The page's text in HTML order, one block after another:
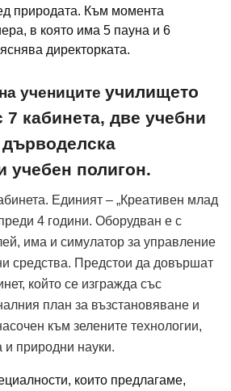
природата. Към момента
в която има 5 пауна и 6
директорката.
учениците училището
7 кабинета, две учебни
учебен полигон.
Единият – „Креативен млад
4 години. Оборудван е с
има и симулатор за управление
средства. Предстои да довършат
който се изгражда със
план за възстановяване и
към зелените технологии,
и природни науки.
които предлагаме,